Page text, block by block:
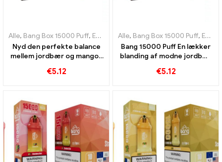
Alle, Bang Box 15000 Puff, Engangs e-cigaretter Sverige ,Engangs
Nyd den perfekte balance
mellem jordbær og mango i
cigaret
€5.12
Alle, Bang Box 15000 Puff, Engangs e-cigaretter Sverige
Bang 15000 Puff En lækker
blanding af modne jordbær
€5.12